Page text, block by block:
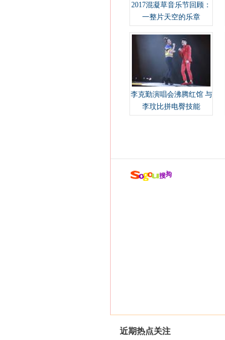
2017混凝草音乐节回顾：
一整片天空的乐章
李克勤演唱会沸腾红馆 与
李玟比拼电臀技能
近期热点关注